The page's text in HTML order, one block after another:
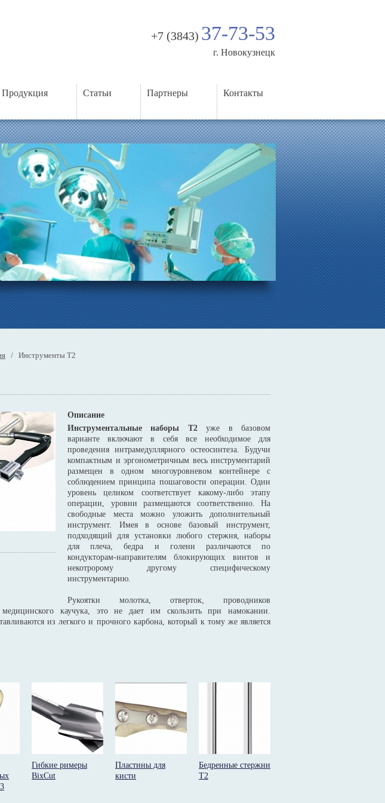
+7 (3843) 37-73-53
г. Новокузнецк
Продукция Статьи Партнеры Контакты
/ Инструменты Т2
Описание
Инструментальные наборы Т2уже в базовом
варианте включают в себя все необходимое для
проведения интрамедуллярного остеосинтеза. Будучи
компактным и эргонометричным весь инструментарий
размещен в одном многоуровневом контейнере с
соблюдением принципа пошаговости операции. Один
уровень целиком соответствует какому-либо этапу
операции, уровни размещаются соответственно. На
свободные места можно уложить дополнительный
инструмент. Имея в основе базовый инструмент,
подходящий для установки любого стержня, наборы
для плеча, бедра и голени различаются по
кондукторам-направителям блокирующих винтов и
некотророму другому специфическому
инструментарию.
Рукоятки молотка, отверток, проводников
медицинского каучука, это не дает им скользить при намокании.
из легкого и прочного карбона, который к тому же является
Гибкие римеры
BixCut
Пластины для
кисти
Бедренные стержни
Т2